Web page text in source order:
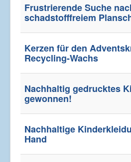
Frustrierende Suche
schadstofffreiem
Kerzen für den
Recycling-Wachs
Nachhaltig gedrucktes
gewonnen!
Nachhaltige
Hand